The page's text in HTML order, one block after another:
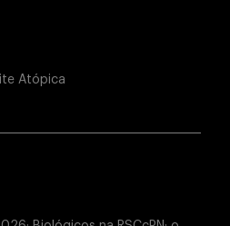
Atópica